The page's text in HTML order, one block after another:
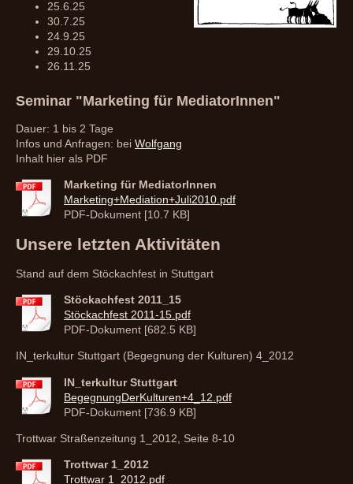
25.6.25
30.7.25
24.9.25
29.10.25
26.11.25
Seminar "Marketing für MediatorInnen"
Dauer: 1 bis 2 Tage
Infos und Anfragen: bei Wolfgang
Inhalt hier als PDF
Marketing für MediatorInnen
Marketing+Mediation+Juli2010.pdf
PDF-Dokument [10.7 KB]
Unsere letzten Aktivitäten
Stand auf dem Stöckachfest in Stuttgart
Stöckachfest 2011_15
Stöckachfest 2011-15.pdf
PDF-Dokument [682.5 KB]
IN_terkultur Stuttgart (Begegnung der Kulturen) 4_2012
IN_terkultur Stuttgart
BegegnungDerKulturen+4_12.pdf
PDF-Dokument [736.9 KB]
Trottwar Straßenzeitung 1_2012, Seite 8-10
Trottwar 1_2012
Trottwar 1_2012.pdf